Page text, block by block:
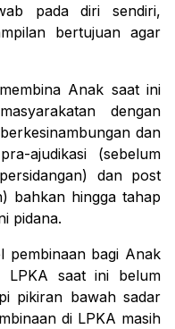
pada diri sendiri,
bertujuan agar
Anak saat ini
dengan
dan
ajudikasi (sebelum
dan post
bahkan hingga tahap
pidana.
pembinaan bagi Anak
LPKA saat ini belum
pikiran bawah sadar
di LPKA masih